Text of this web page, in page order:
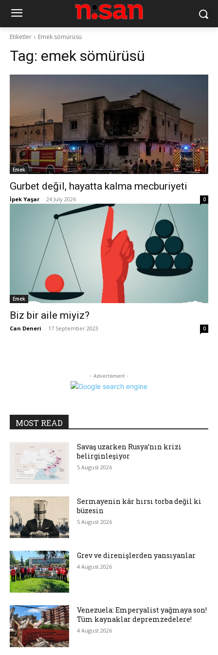
Etiketler Emek sömürüsü
Tag: emek sömürüsü
Emek
Gurbet değil, hayatta kalma mecburiyeti
İpek Yaşar - 24 July 2026 0
Emek
Biz bir aile miyiz?
Can Deneri - 17 September 2023 0
- Advertisment -
MOST READ
Savaş uzarken Rusya’nın krizi
belirginleşiyor
5 August 2026
Sermayenin kâr hırsı torba değil ki
büzesin
5 August 2026
Grev ve direnişlerden yansıyanlar
4 August 2026
Venezuela: Emperyalist yağmaya son!
Tüm kaynaklar depremzedelere!
4 August 2026